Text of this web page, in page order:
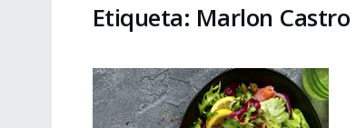
Etiqueta: Marlon Castro